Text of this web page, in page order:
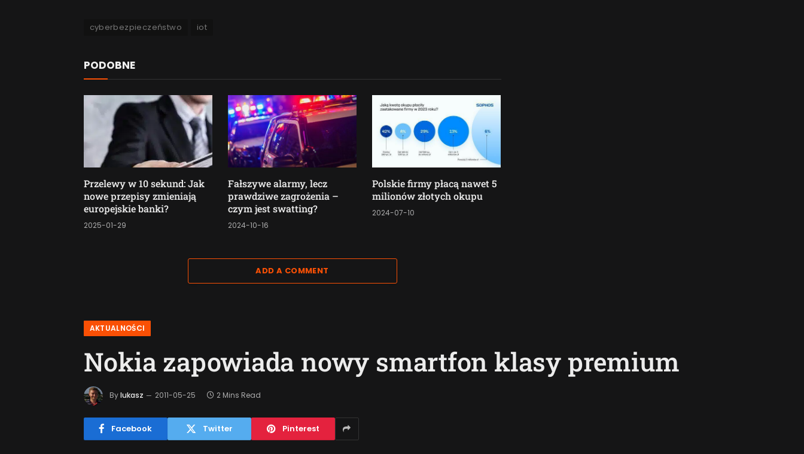
cyberbezpieczeństwo iot
PODOBNE
Przelewy w 10 sekund: Jak
nowe przepisy zmieniają
europejskie banki?
2025-01-29
Fałszywe alarmy, lecz
prawdziwe zagrożenia –
czym jest swatting?
2024-10-16
Polskie firmy płacą nawet 5
milionów złotych okupu
2024-07-10
ADD A COMMENT
AKTUALNOŚCI
Nokia zapowiada nowy smartfon klasy premium
By lukasz 2011-05-25 2 Mins Read
Facebook Twitter Pinterest